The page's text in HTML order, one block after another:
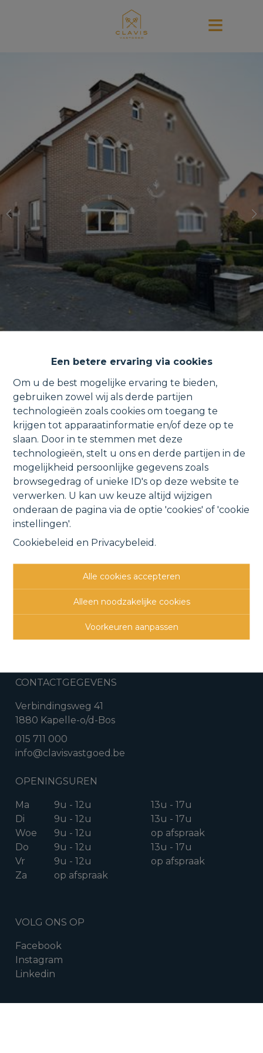
Een betere ervaring via cookies
Om u de best mogelijke ervaring te bieden,
gebruiken zowel wij als derde partijen
technologieën zoals cookies om toegang te
krijgen tot apparaatinformatie en/of deze op te
slaan. Door in te stemmen met deze
technologieën, stelt u ons en derde partijen in de
mogelijkheid persoonlijke gegevens zoals
browsegedrag of unieke ID's op deze website te
verwerken. U kan uw keuze altijd wijzigen
onderaan de pagina via de optie 'cookies' of 'cookie
instellingen'.
Cookiebeleid en Privacybeleid.
Alle cookies accepteren
Alleen noodzakelijke cookies
Voorkeuren aanpassen
Verzorgde halfopen bebouwing
met tuin & garage.
Vroonwegel 5 B, 1880 Nieuwenrode
VERHUURD
Vorige Lijst Volgende
CONTACTGEGEVENS
Verbindingsweg 41
1880 Kapelle-o/d-Bos
015 711 000
info@clavisvastgoed.be
OPENINGSUREN
Ma 9u - 12u
13u - 17u
Di
9u - 12u
13u - 17u
Woe
9u - 12u
op afspraak
Do
9u - 12u
13u - 17u
Vr
9u - 12u
op afspraak
Za
op afspraak
VOLG ONS OP
Facebook
Instagram
Linkedin